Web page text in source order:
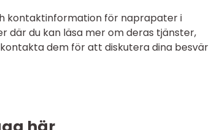
kontaktinformation för naprapater i
där du kan läsa mer om deras tjänster,
dem för att diskutera dina besvär